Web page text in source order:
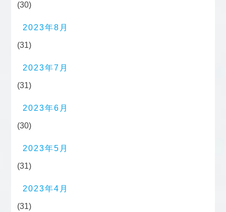
(30)
2023年8月
(31)
2023年7月
(31)
2023年6月
(30)
2023年5月
(31)
2023年4月
(31)